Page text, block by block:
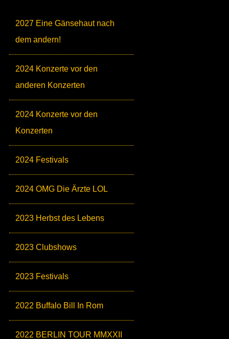
2027 Eine Gänsehaut nach
dem andern!
2024 Konzerte vor den
anderen Konzerten
2024 Konzerte vor den
Konzerten
2024 Festivals
2024 OMG Die Ärzte LOL
2023 Herbst des Lebens
2023 Clubshows
2023 Festivals
2022 Buffalo Bill In Rom
2022 BERLIN TOUR MMXXII